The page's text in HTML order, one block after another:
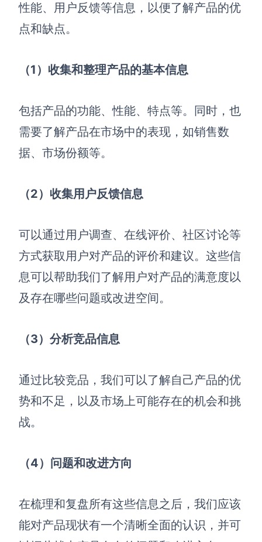
满足企业级团队协作和管理需求
帮助支持
获取详细功能指南和技术支持
知识分享社区
探索创意灵感与高效协作技巧
性能、用户反馈等信息，以便了解产品的优
点和缺点。
（1）收集和整理产品的基本信息
包括产品的功能、性能、特点等。同时，也
需要了解产品在市场中的表现，如销售数
据、市场份额等。
（2）收集用户反馈信息
可以通过用户调查、在线评价、社区讨论等
方式获取用户对产品的评价和建议。这些信
息可以帮助我们了解用户对产品的满意度以
及存在哪些问题或改进空间。
（3）分析竞品信息
通过比较竞品，我们可以了解自己产品的优
势和不足，以及市场上可能存在的机会和挑
战。
（4）问题和改进方向
在梳理和复盘所有这些信息之后，我们应该
能对产品现状有一个清晰全面的认识，并可